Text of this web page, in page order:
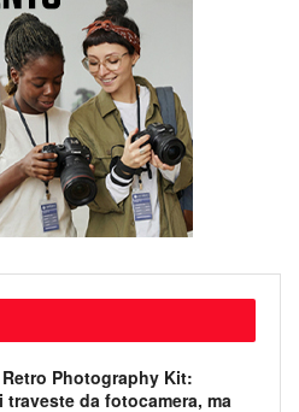
Photography Kit:
traveste da fotocamera, ma